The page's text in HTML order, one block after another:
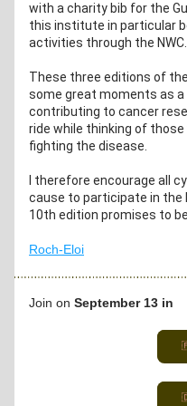
with a charity bib for the
this institute in particular
activities through the NWC.
These three editions of
some great moments as
contributing to cancer
ride while thinking of those
fighting the disease.
I therefore encourage all
cause to participate in the
10th edition promises to
Roch-Eloi
Join on September 13 in